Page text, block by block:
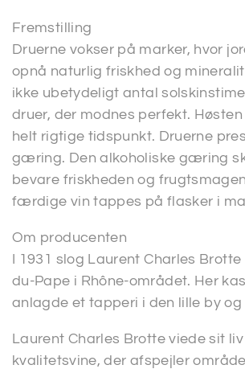
Fremstilling
Druerne vokser på marker, hvor
opnå naturlig friskhed og
ikke ubetydeligt antal
druer, der modnes perfekt.
helt rigtige tidspunkt. Druerne
gæring. Den alkoholiske gæring
bevare friskheden og
færdige vin tappes på flasker i
Om producenten
I 1931 slog Laurent Charles
du-Pape i Rhône-området. Her
anlagde et tapperi i den lille by
Laurent Charles Brotte viede sit
kvalitetsvine, der afspejler